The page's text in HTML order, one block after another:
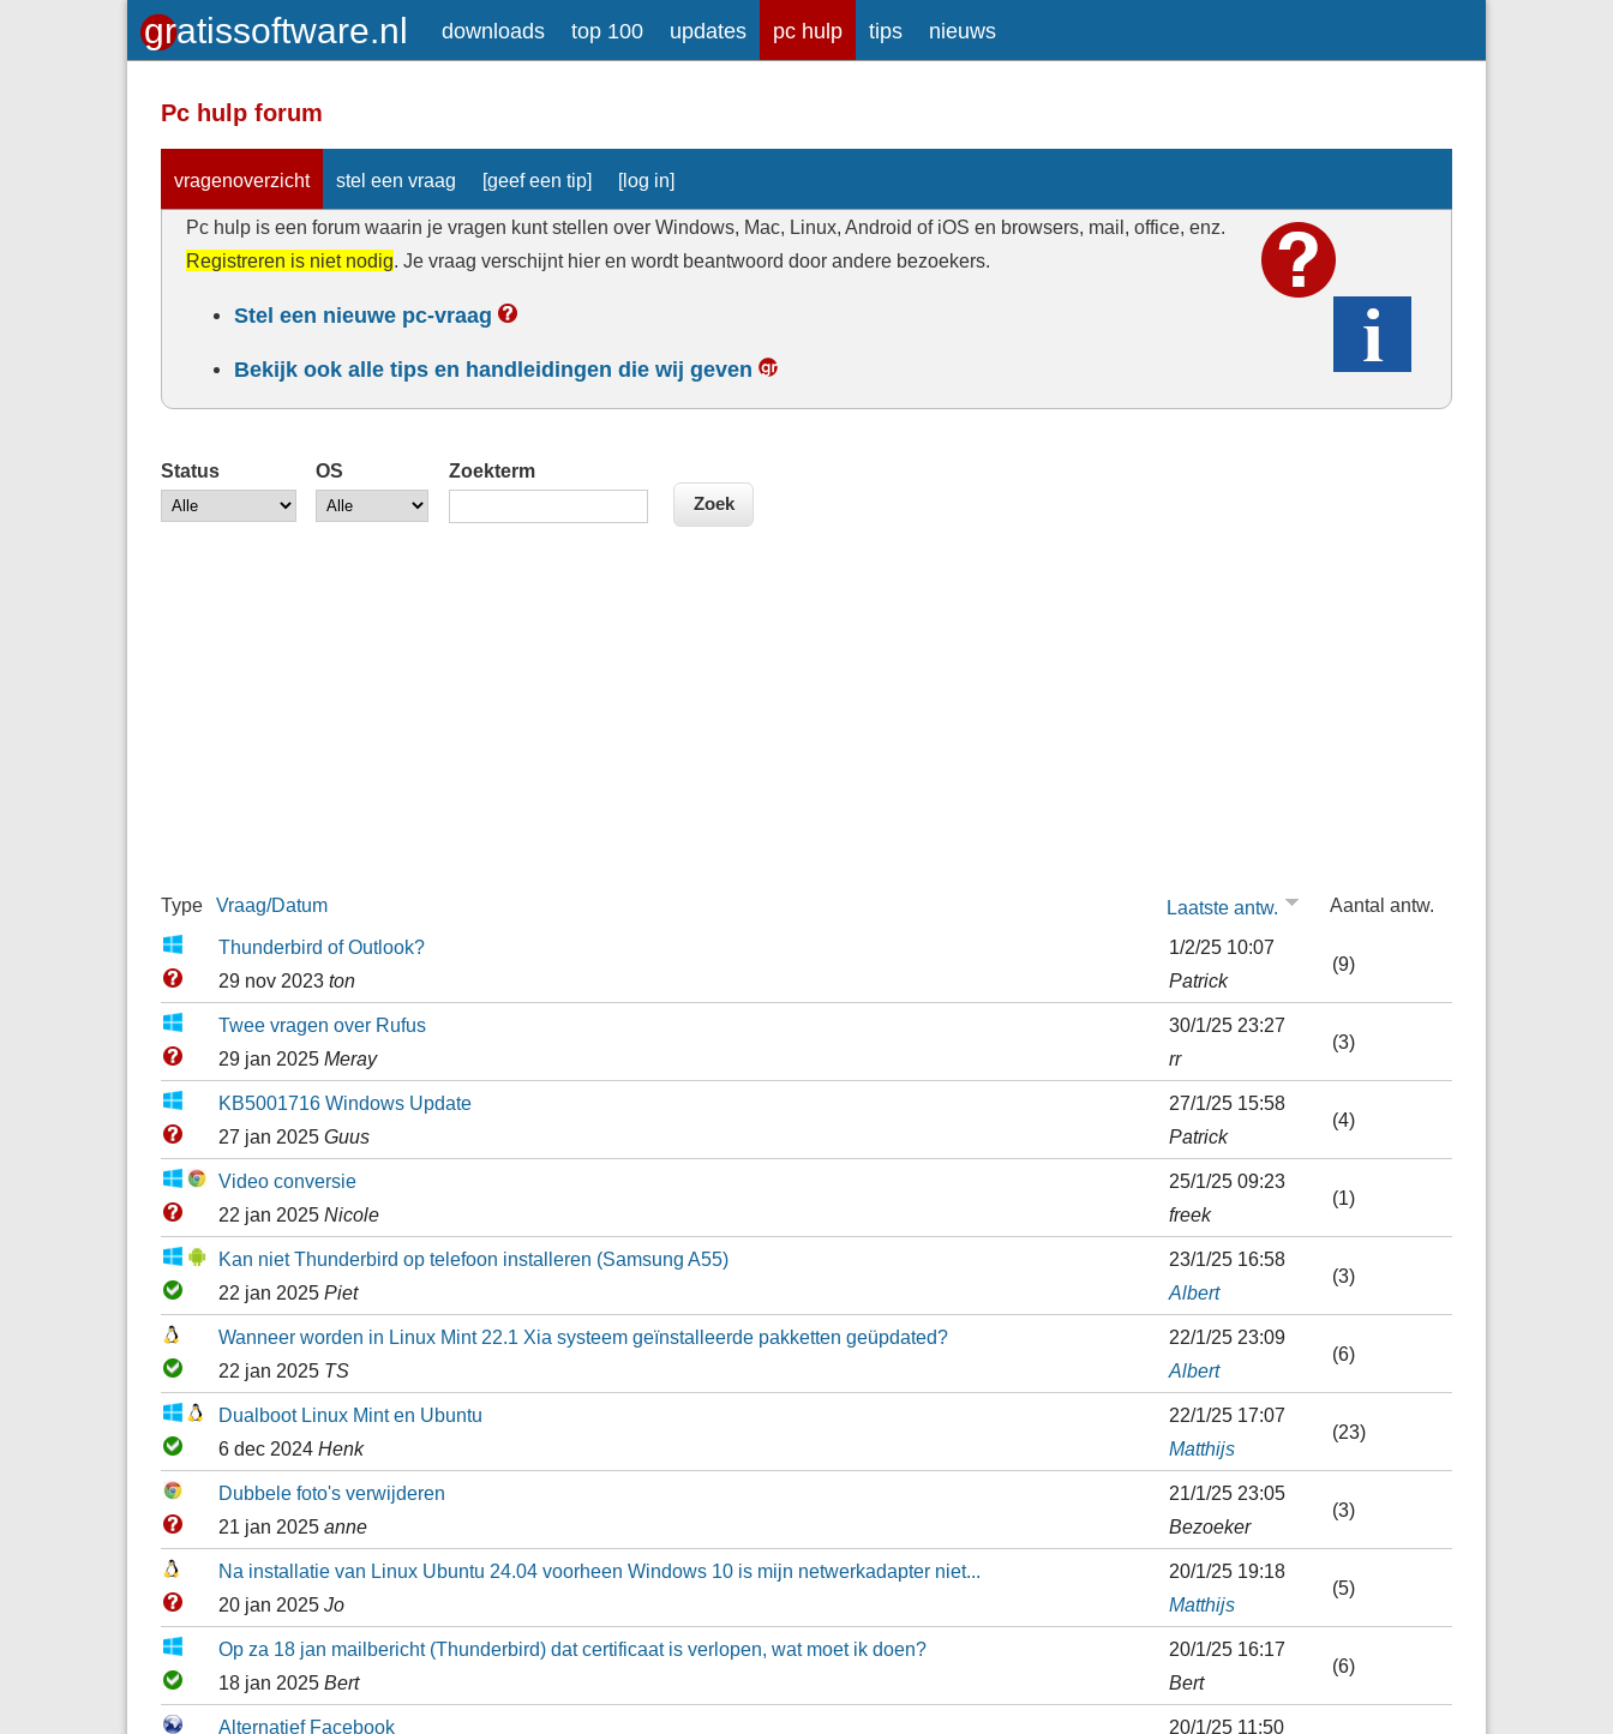
downloads top 100 updates pc hulp tips nieuws
Pc hulp forum
vragenoverzicht stel een vraag [geef een tip] [log in]
Pc hulp is een forum waarin je vragen kunt stellen over Windows, Mac, Linux, Android of iOS en browsers, mail, office, enz.
Registreren is niet nodig. Je vraag verschijnt hier en wordt beantwoord door andere bezoekers.
Stel een nieuwe pc-vraag
Bekijk ook alle tips en handleidingen die wij geven
Status OS Zoekterm
Type Vraag/Datum Laatste antw. Aantal antw.
Thunderbird of Outlook?
29 nov 2023 ton
1/2/25 10:07
Patrick
(9)
Twee vragen over Rufus
29 jan 2025 Meray
30/1/25 23:27
rr
(3)
KB5001716 Windows Update
27 jan 2025 Guus
27/1/25 15:58
Patrick
(4)
Video conversie
22 jan 2025 Nicole
25/1/25 09:23
freek
(1)
Kan niet Thunderbird op telefoon installeren (Samsung A55)
22 jan 2025 Piet
23/1/25 16:58
Albert
(3)
Wanneer worden in Linux Mint 22.1 Xia systeem geïnstalleerde pakketten geüpdated?
22 jan 2025 TS
22/1/25 23:09
Albert
(6)
Dualboot Linux Mint en Ubuntu
6 dec 2024 Henk
22/1/25 17:07
Matthijs
(23)
Dubbele foto's verwijderen
21 jan 2025 anne
21/1/25 23:05
Bezoeker
(3)
Na installatie van Linux Ubuntu 24.04 voorheen Windows 10 is mijn netwerkadapter niet...
20 jan 2025 Jo
20/1/25 19:18
Matthijs
(5)
Op za 18 jan mailbericht (Thunderbird) dat certificaat is verlopen, wat moet ik doen?
18 jan 2025 Bert
20/1/25 16:17
Bert
(6)
Alternatief Facebook
20/1/25 11:50